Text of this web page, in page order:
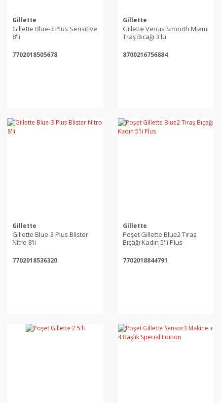
Gillette
Gillette Blue-3 Plus Sensitive
8'li
7702018505678
Gillette
Gillette Venüs Smooth Miami
Traş Bıcağı 3'lü
8700216756884
Gillette
Gillette Blue-3 Plus Blister
Nitro 8'li
7702018536320
Gillette
Poşet Gillette Blue2 Tıraş
Bıçağı Kadın 5'li Plus
7702018844791